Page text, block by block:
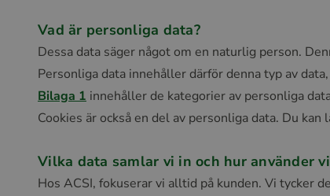
Vad är personliga data?
Dessa data säger något om en naturlig person.
Personliga data innehåller därför denna typ av
Bilaga 1 innehåller de kategorier av personliga
Cookies är också en del av personliga data. Du
Vilka data samlar vi in och hur använder
Hos ACSI, fokuserar vi alltid på kunden. Vi tycker